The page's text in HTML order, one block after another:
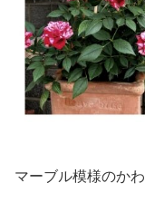
マーブル模様のか